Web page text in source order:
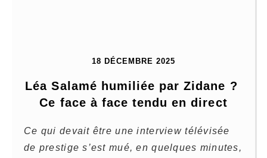
18 DÉCEMBRE 2025
Léa Salamé humiliée par Zidane ?
Ce face à face tendu en direct
Ce qui devait être une interview télévisée
de prestige s’est mué, en quelques minutes,